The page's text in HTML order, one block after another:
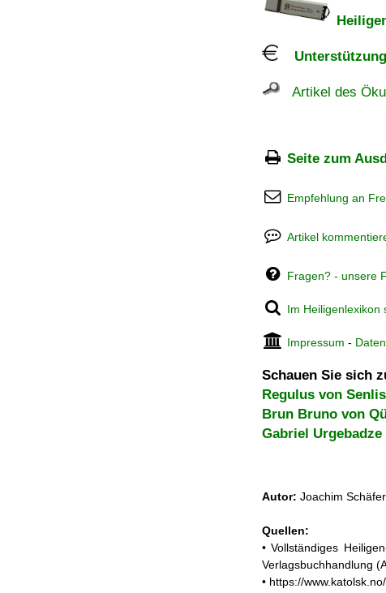
Unterstützung
Artikel des
Seite zum
Empfehlung an
Artikel
Fragen? - unsere
Im Heiligenlexikon
Impressum -
Schauen Sie sich
Regulus von Senlis
Brun Bruno von
Gabriel Urgebadze
Autor: Joachim
Quellen:
• Vollständiges
Verlagsbuchhandlung
• https://